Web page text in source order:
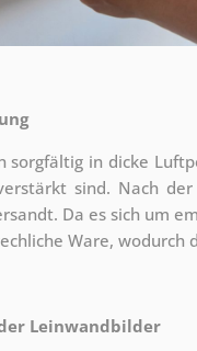
sorgfältig in dicke
sind. Nach
Da es sich um
Ware, wodurch
Leinwandbilder